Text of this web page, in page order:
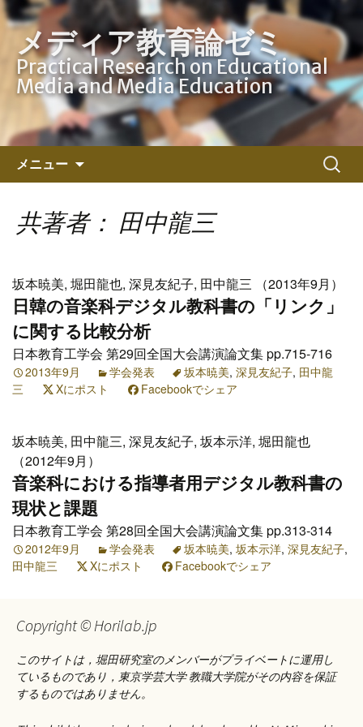
メディア教育論ゼミ
Practical Research on Educational
Media and Media Education
メニュー
ン
ツ
キ
ッ
プ
検
索:
共著者： 田中龍三
坂本暁美, 堀田龍也, 深見友紀子, 田中龍三 （2013年9月）
日韓の音楽科デジタル教科書の「リンク」
に関する比較分析
日本教育工学会 第29回全国大会講演論文集 pp.715-716
2013年9月 学会発表 坂本暁美, 深見友紀子, 田中龍
三
Xにポスト Facebookでシェア
坂本暁美, 田中龍三, 深見友紀子, 坂本示洋, 堀田龍也
（2012年9月）
音楽科における指導者用デジタル教科書の
現状と課題
日本教育工学会 第28回全国大会講演論文集 pp.313-314
2012年9月 学会発表 坂本暁美, 坂本示洋, 深見友紀子,
田中龍三
Xにポスト Facebookでシェア
Copyright © Horilab.jp
このサイトは，堀田研究室のメンバーがプライベートに運用し
ているものであり，東京学芸大学 教職大学院がその内容を保証
するものではありません。